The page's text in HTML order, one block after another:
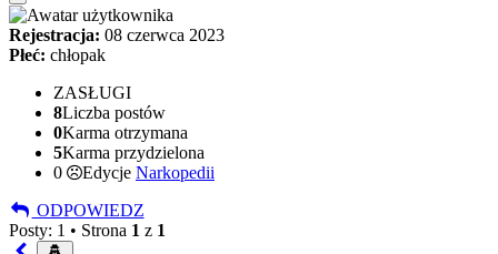
Rejestracja: 08 czerwca 2023
Płeć: chłopak
ZASŁUGI
8Liczba postów
0Karma otrzymana
5Karma przydzielona
0
Edycje Narkopedii
ODPOWIEDZ
Posty: 1 • Strona 1 z 1